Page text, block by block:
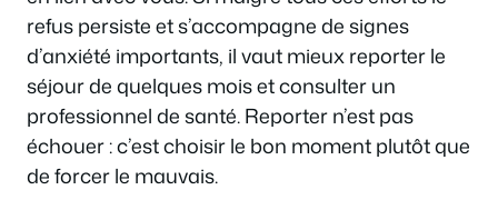
refus persiste et s’accompagne de signes
d’anxiété importants, il vaut mieux reporter le
séjour de quelques mois et consulter un
professionnel de santé. Reporter n’est pas
échouer : c’est choisir le bon moment plutôt que
de forcer le mauvais.